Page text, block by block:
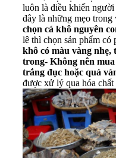
luôn là điều khiến người
đây là những mẹo
chọn cá khô nguyên
lê thì chọn sản phẩm có
khô có màu vàng nhẹ,
trong- Không nên
trắng đục hoặc quá
được xử lý qua hóa chất